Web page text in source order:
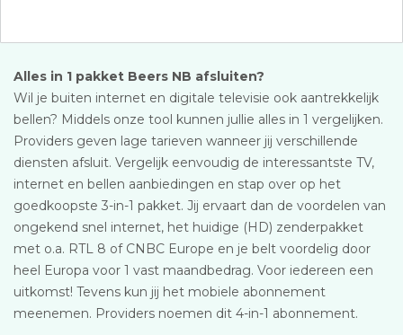
Alles in 1 pakket Beers NB afsluiten?
Wil je buiten internet en digitale televisie ook aantrekkelijk
bellen? Middels onze tool kunnen jullie alles in 1 vergelijken.
Providers geven lage tarieven wanneer jij verschillende
diensten afsluit. Vergelijk eenvoudig de interessantste TV,
internet en bellen aanbiedingen en stap over op het
goedkoopste 3-in-1 pakket. Jij ervaart dan de voordelen van
ongekend snel internet, het huidige (HD) zenderpakket
met o.a. RTL 8 of CNBC Europe en je belt voordelig door
heel Europa voor 1 vast maandbedrag. Voor iedereen een
uitkomst! Tevens kun jij het mobiele abonnement
meenemen. Providers noemen dit 4-in-1 abonnement.